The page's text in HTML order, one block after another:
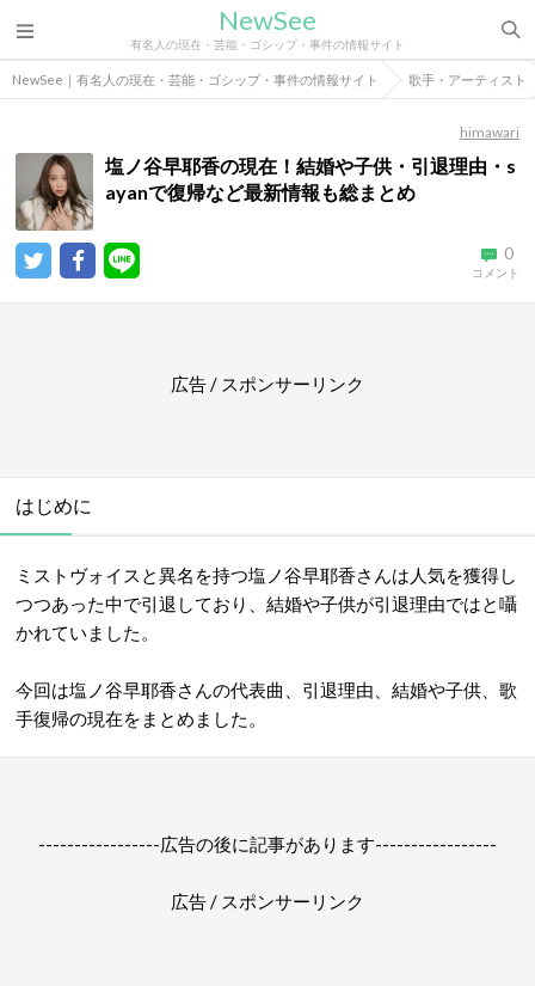
NewSee
有名人の現在・芸能・ゴシップ・事件の情報サイト
NewSee｜有名人の現在・芸能・ゴシップ・事件の情報サイト 歌手・アーティスト
himawari
塩ノ谷早耶香の現在！結婚や子供・引退理由・s
ayanで復帰など最新情報も総まとめ
0
コメント
広告 / スポンサーリンク
はじめに
ミストヴォイスと異名を持つ塩ノ谷早耶香さんは人気を獲得し
つつあった中で引退しており、結婚や子供が引退理由ではと囁
かれていました。
今回は塩ノ谷早耶香さんの代表曲、引退理由、結婚や子供、歌
手復帰の現在をまとめました。
-----------------広告の後に記事があります-----------------
広告 / スポンサーリンク